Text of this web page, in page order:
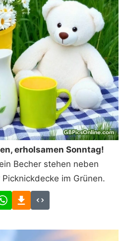
erholsamen Sonntag!
Becher stehen neben
im Grünen.